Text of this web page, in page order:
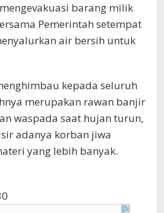
barang milik
Pemerintah setempat
air bersih untuk
kepada seluruh
merupakan rawan banjir
waspada saat hujan turun,
adanya korban jiwa
yang lebih banyak.